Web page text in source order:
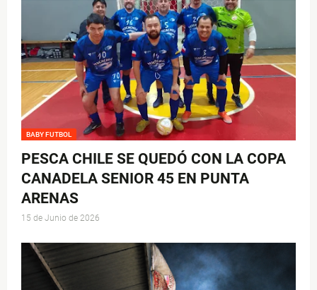
BABY FUTBOL
PESCA CHILE SE QUEDÓ CON LA COPA
CANADELA SENIOR 45 EN PUNTA
ARENAS
15 de Junio de 2026